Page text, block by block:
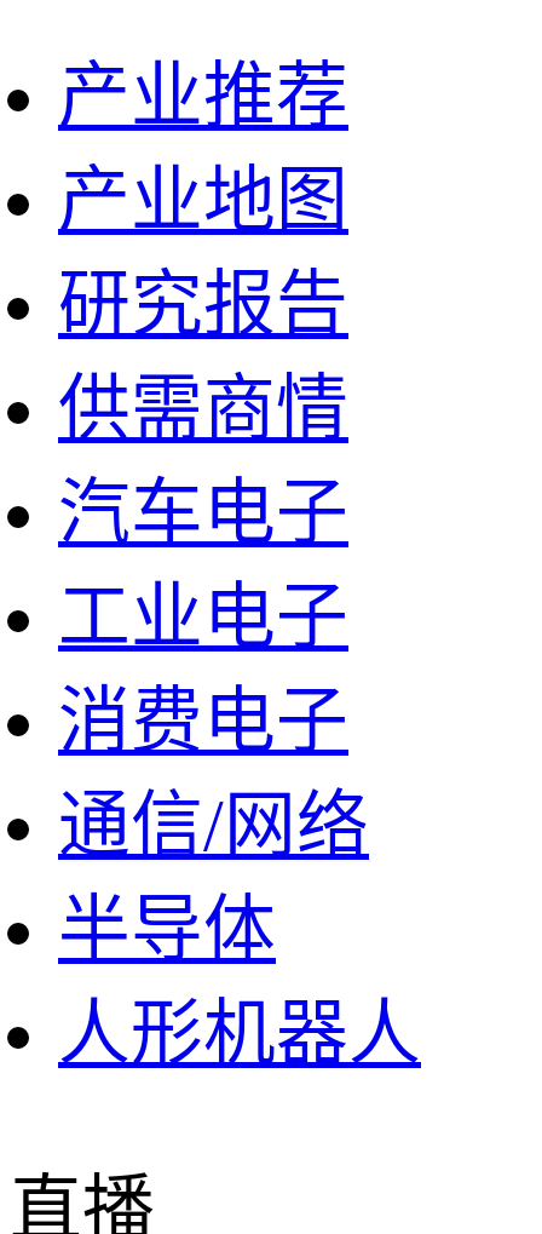
产业推荐
产业地图
研究报告
供需商情
汽车电子
工业电子
消费电子
通信/网络
半导体
人形机器人
直播